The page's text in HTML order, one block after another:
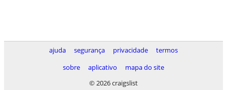
ajuda segurança privacidade
termos
sobre
aplicativo
mapa do site
© 2026 craigslist